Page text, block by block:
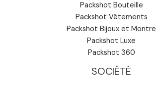
Packshot Bouteille
Packshot Vêtements
Packshot Bijoux et Montre
Packshot Luxe
Packshot 360
SOCIÉTÉ